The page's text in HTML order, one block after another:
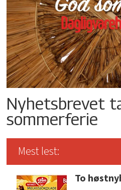
Nyhetsbrevet
sommerferie
Mest lest:
To